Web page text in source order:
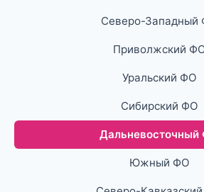
Северо-Западный
Приволжский
Уральский ФО
Сибирский ФО
Южный ФО